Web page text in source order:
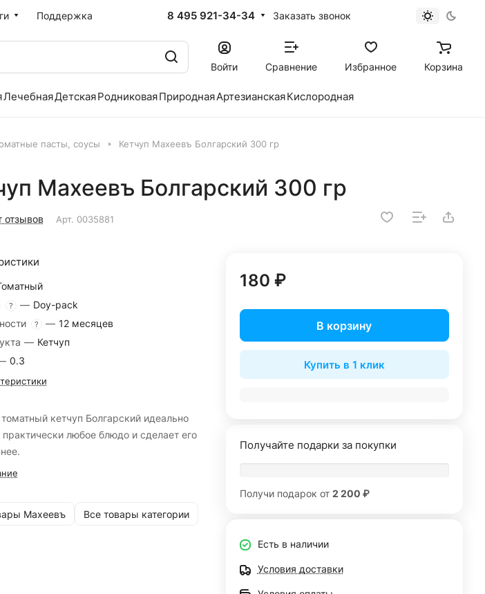
Поддержка 8 495 921-34-34 Заказать звонок
Войти Сравнение Избранное Корзина
ЛечебнаяДетскаяРодниковаяПрироднаяАртезианскаяКислородная
пасты, соусы Кетчуп Махеевъ Болгарский 300 гр
Махеевъ Болгарский 300 гр
отзывов Арт. 0035881
? — Doy-pack
? — 12 месяцев
— Кетчуп
0.3
кетчуп Болгарский идеально
практически любое блюдо и сделает его
Махеевъ Все товары категории
180 ₽
В корзину
Купить в 1 клик
Получайте подарки за покупки
Получи подарок от 2 200 ₽
Есть в наличии
Условия доставки